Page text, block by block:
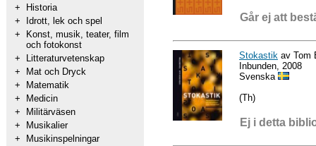
+
Historia
+
Idrott, lek och spel
+
Konst, musik, teater, film
och fotokonst
+
Litteraturvetenskap
+
Mat och Dryck
+
Matematik
+
Medicin
+
Militärväsen
+
Musikalier
+
Musikinspelningar
Går ej att
Stokastik av Tom
Inbunden, 2008
Svenska
(Th)
Ej i detta